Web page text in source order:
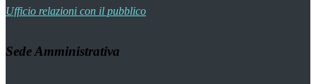
Ufficio relazioni con il pubblico
Sede Amministrativa